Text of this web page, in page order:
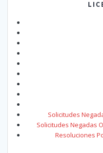
Solicitudes
Solicitudes Negadas
Resoluciones